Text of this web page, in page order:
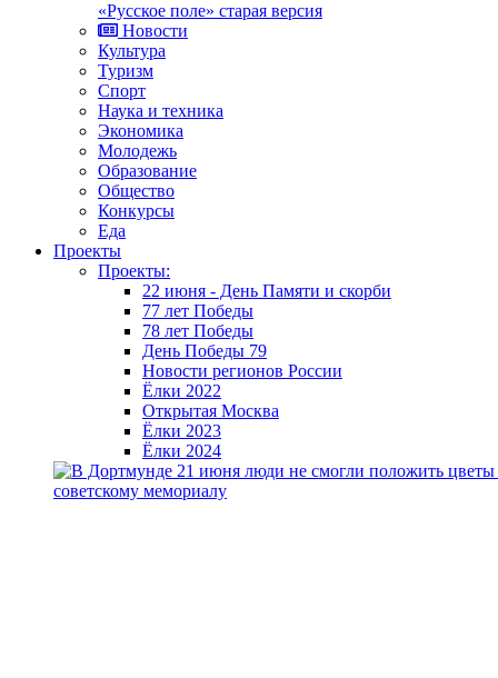
«Русское поле» старая версия
Новости
Культура
Туризм
Спорт
Наука и техника
Экономика
Молодежь
Образование
Общество
Конкурсы
Еда
Проекты
Проекты:
22 июня - День Памяти и скорби
77 лет Победы
78 лет Победы
День Победы 79
Новости регионов России
Ёлки 2022
Открытая Москва
Ёлки 2023
Ёлки 2024